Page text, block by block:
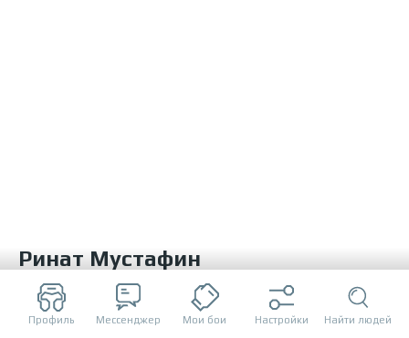
Профиль Мессенджер Мои бои Настройки Найти людей
Ринат Мустафин
если имел дело с этим брейвером как с бойцом или экспертом,
оставь о нем отзыв